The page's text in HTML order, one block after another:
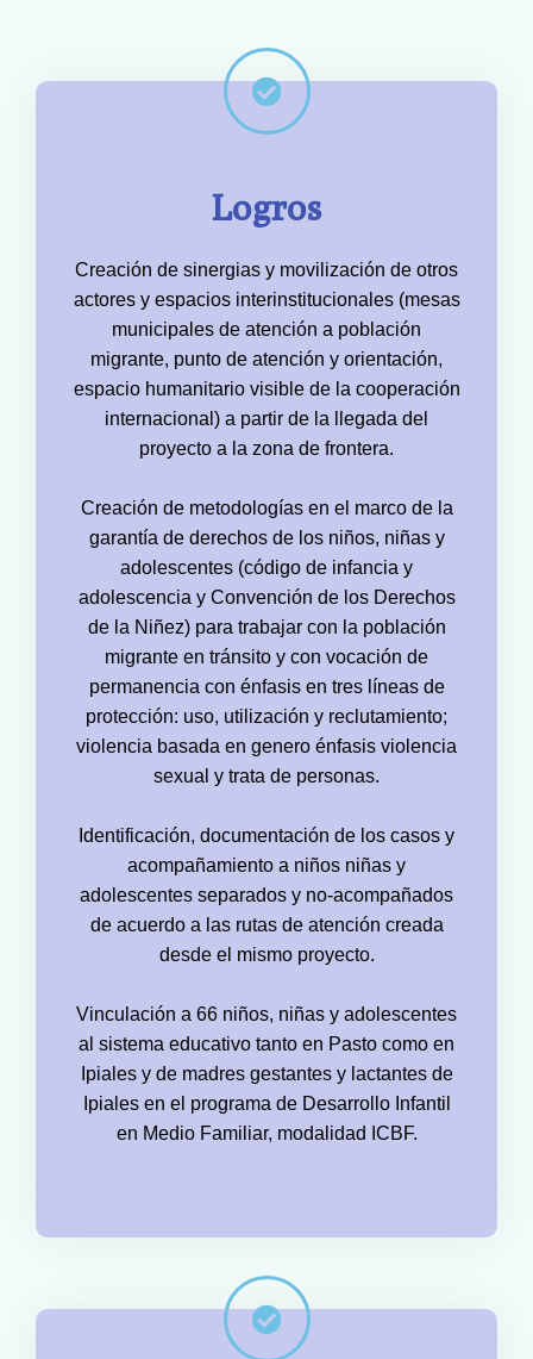
Logros
Creación de sinergias y movilización de otros
actores y espacios interinstitucionales (mesas
municipales de atención a población
migrante, punto de atención y orientación,
espacio humanitario visible de la cooperación
internacional) a partir de la llegada del
proyecto a la zona de frontera.
Creación de metodologías en el marco de la
garantía de derechos de los niños, niñas y
adolescentes (código de infancia y
adolescencia y Convención de los Derechos
de la Niñez) para trabajar con la población
migrante en tránsito y con vocación de
permanencia con énfasis en tres líneas de
protección: uso, utilización y reclutamiento;
violencia basada en genero énfasis violencia
sexual y trata de personas.
Identificación, documentación de los casos y
acompañamiento a niños niñas y
adolescentes separados y no-acompañados
de acuerdo a las rutas de atención creada
desde el mismo proyecto.
Vinculación a 66 niños, niñas y adolescentes
al sistema educativo tanto en Pasto como en
Ipiales y de madres gestantes y lactantes de
Ipiales en el programa de Desarrollo Infantil
en Medio Familiar, modalidad ICBF.